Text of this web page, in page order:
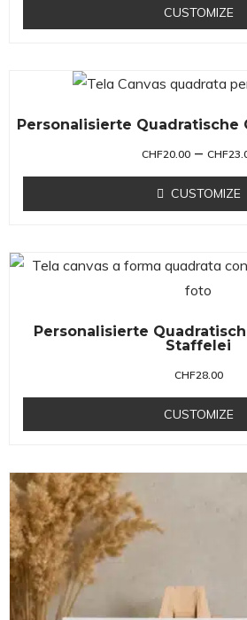
CUSTOMIZE
Personalisierte Quadratische
CHF20.00 – CHF
CUSTOMIZE
Personalisierte
Staffelei
CHF28.00
CUSTOMIZE